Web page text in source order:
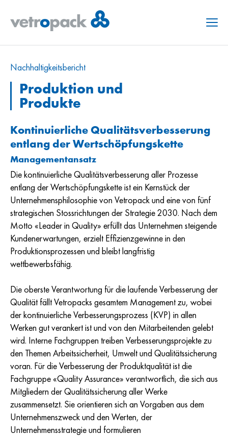
Menu
Nachhaltig­keits­bericht
Produktion und
Produkte
Kontinuierliche Qualitätsverbesserung
entlang der Wertschöpfungskette
Managementansatz
Die kontinuierliche Qualitätsverbesserung aller Prozesse
entlang der Wertschöpfungskette ist ein Kernstück der
Unternehmensphilosophie von Vetropack und eine von fünf
strategischen Stossrichtungen der Strategie 2030. Nach dem
Motto «Leader in Quality» erfüllt das Unternehmen steigende
Kundenerwartungen, erzielt Effizienzgewinne in den
Produktionsprozessen und bleibt langfristig
wettbewerbsfähig.
Die oberste Verantwortung für die laufende Verbesserung der
Qualität fällt Vetropacks gesamtem Management zu, wobei
der kontinuierliche Verbesserungsprozess (KVP) in allen
Werken gut verankert ist und von den Mitarbeitenden gelebt
wird. Interne Fachgruppen treiben Verbesserungsprojekte zu
den Themen Arbeitssicherheit, Umwelt und Qualitätssicherung
voran. Für die Verbesserung der Produktqualität ist die
Fachgruppe «Quality Assurance» verantwortlich, die sich aus
Mitgliedern der Qualitätssicherung aller Werke
zusammensetzt. Sie orientieren sich an Vorgaben aus dem
Unternehmenszweck und den Werten, der
Unternehmensstrategie und formulieren